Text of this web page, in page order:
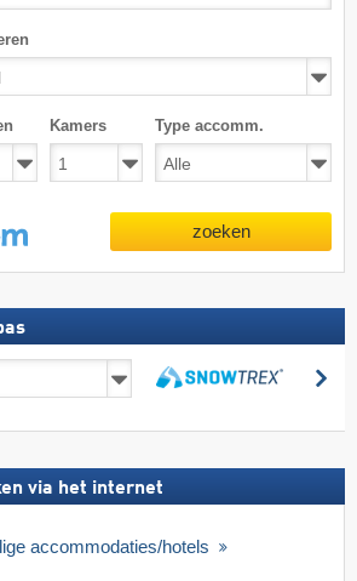
Kamers Type accomm.
zoeken
via het internet
accommodaties/hotels